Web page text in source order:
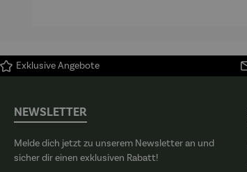
Exklusive Angebote
NEWSLETTER
Melde dich jetzt zu unserem Newsletter an und
sicher dir einen exklusiven Rabatt!